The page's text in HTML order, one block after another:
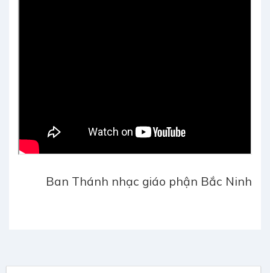
Ban Thánh nhạc giáo phận Bắc Ninh